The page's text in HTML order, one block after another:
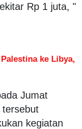
Rp 1 juta, "
ke Libya,
Jumat
kegiatan